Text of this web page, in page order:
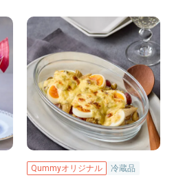
Qummyオリジナル 冷蔵品